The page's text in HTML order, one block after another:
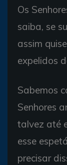
Os
saiba, se
assim
expelidos
Sabemos
Senhores
talvez até
esse
precisar